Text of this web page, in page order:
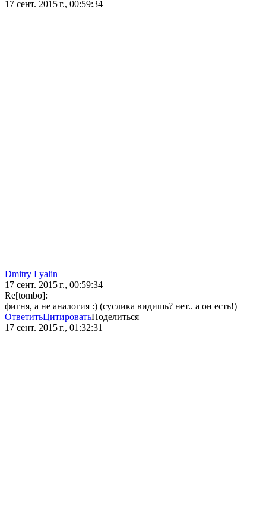
17 сент. 2015 г., 00:59:34
Dmitry Lyalin
17 сент. 2015 г., 00:59:34
Re[tombo]:
фигня, а не аналогия :) (суслика видишь? нет.. а он есть!)
ОтветитьЦитироватьПоделиться
17 сент. 2015 г., 01:32:31